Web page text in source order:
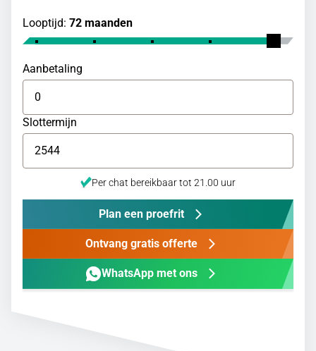
Looptijd: 72 maanden
Aanbetaling
Slottermijn
Per chat bereikbaar tot 21.00 uur
Plan een proefrit
Ontvang gratis offerte
WhatsApp met ons